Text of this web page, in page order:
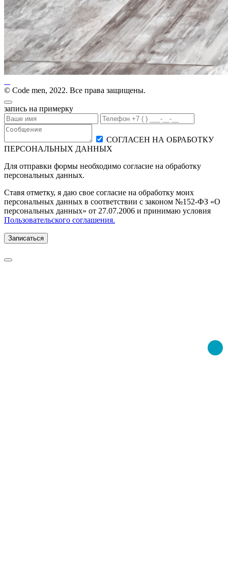
© Code men, 2022. Все права защищены.
запись на примерку
СОГЛАСЕН НА ОБРАБОТКУ
ПЕРСОНАЛЬНЫХ ДАННЫХ
Для отправки формы необходимо согласие на обработку
персональных данных.
Ставя отметку, я даю свое согласие на обработку моих
персональных данных в соответствии с законом №152-ФЗ «О
персональных данных» от 27.07.2006 и принимаю условия
Пользовательского соглашения.
Записаться